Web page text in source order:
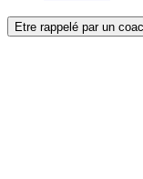
Etre rappelé par un